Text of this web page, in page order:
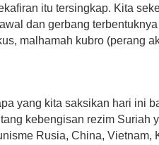
itu tersingkap. Kita
dan gerbang
malhamah kubro (perang
yang kita saksikan hari ini
kebengisan rezim Suriah
Rusia, China, Vietnam,